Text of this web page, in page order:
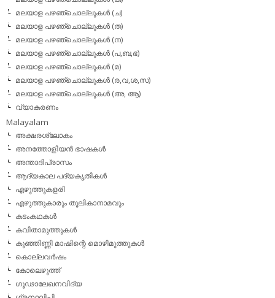
മലയാള പഴഞ്ചൊല്ലുകള്‍ (ച)
മലയാള പഴഞ്ചൊല്ലുകള്‍ (ത)
മലയാള പഴഞ്ചൊല്ലുകള്‍ (ന)
മലയാള പഴഞ്ചൊല്ലുകള്‍ (പ,ബ,ഭ)
മലയാള പഴഞ്ചൊല്ലുകള്‍ (മ)
മലയാള പഴഞ്ചൊല്ലുകള്‍ (ര,വ,ശ,സ)
മലയാള പഴഞ്ചൊല്ലുകൾ (അ, ആ)
വ്യാകരണം
Malayalam
അക്ഷരശ്ലോകം
അനത്തോളിയന്‍ ഭാഷകള്‍
അന്താദിപ്രാസം
ആദ്യകാല പദ്യകൃതികള്‍
എഴുത്തുകളരി
എഴുത്തുകാരും തൂലികാനാമവും
കടംകഥകള്‍
കവിതാമുത്തുകള്‍
കുഞ്ഞിണ്ണി മാഷിന്റെ മൊഴിമുത്തുകള്‍
കൊല്ലവര്‍ഷം
കോലെഴുത്ത്
ഗൂഢാലേഖനവിദ്യ